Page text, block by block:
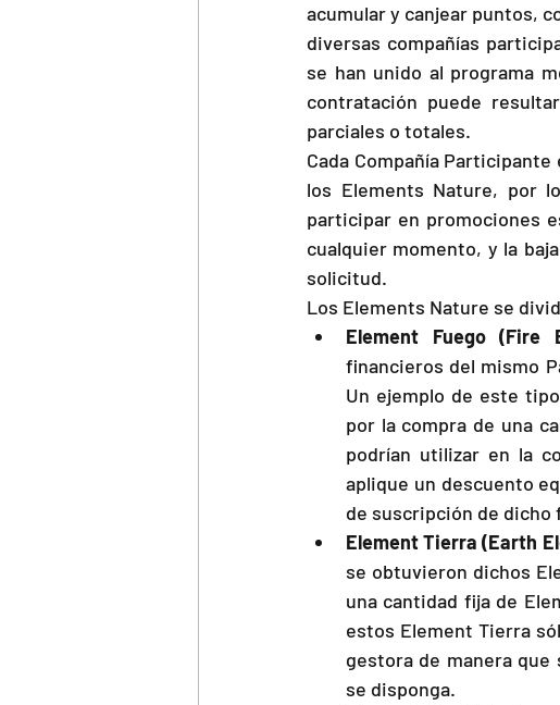
acumular y canjear puntos,
diversas compañías
se han unido al programa
contratación puede
parciales o totales.
Cada Compañía
los Elements Nature, por
participar en promociones
cualquier momento, y la
solicitud.
Los Elements Nature se
Element Fuego (Fire
financieros del mismo
Un ejemplo de este
por la compra de una
podrían utilizar en la
aplique un descuento
de suscripción de dicho
Element Tierra (Earth
se obtuvieron dichos
una cantidad fija de
estos Element Tierra
gestora de manera
se disponga.